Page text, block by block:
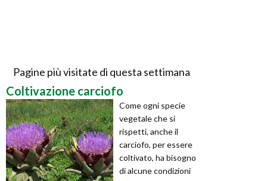
Pagine più visitate di questa settimana
Coltivazione carciofo
Come ogni specie
vegetale che si
rispetti, anche il
carciofo, per essere
coltivato, ha bisogno
di alcune condizioni